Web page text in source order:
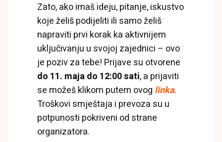
Zato, ako imaš ideju, pitanje, iskustvo
koje želiš podijeliti ili samo želiš
napraviti prvi korak ka aktivnijem
uključivanju u svojoj zajednici – ovo
je poziv za tebe! Prijave su otvorene
do 11. maja do 12:00 sati, a prijaviti
se možeš klikom putem ovog linka.
Troškovi smještaja i prevoza su u
potpunosti pokriveni od strane
organizatora.